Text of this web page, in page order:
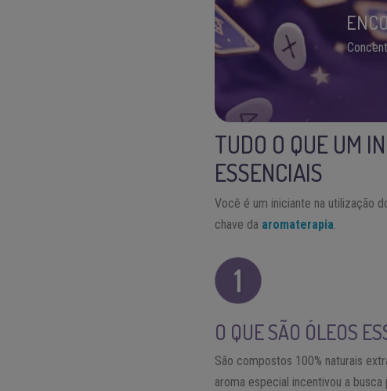
TUDO O QUE UM
ESSENCIAIS
Você é um iniciante na utilização
chave da aromaterapia.
O QUE SÃO ÓLEOS
São compostos 100% naturais
aroma especial incentivou a